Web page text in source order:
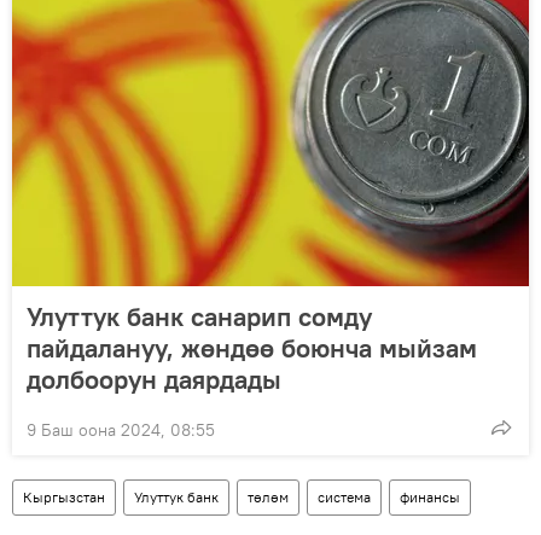
Улуттук банк санарип сомду
пайдалануу, жөндөө боюнча мыйзам
долбоорун даярдады
9 Баш оона 2024, 08:55
Кыргызстан Улуттук банк төлөм система финансы